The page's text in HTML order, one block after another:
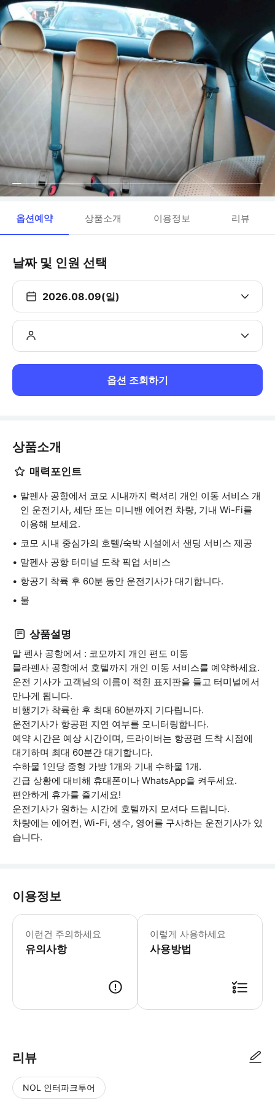
옵션예약 상품소개 이용정보 리뷰
날짜 및 인원 선택
2026.08.09(일)
옵션 조회하기
상품소개
매력포인트
말펜사 공항에서 코모 시내까지 럭셔리 개인 이동 서비스 개
인 운전기사, 세단 또는 미니밴 에어컨 차량, 기내 Wi-Fi를
이용해 보세요.
코모 시내 중심가의 호텔/숙박 시설에서 샌딩 서비스 제공
말펜사 공항 터미널 도착 픽업 서비스
항공기 착륙 후 60분 동안 운전기사가 대기합니다.
물
상품설명
말 펜사 공항에서 : 코모까지 개인 편도 이동
믈라펜사 공항에서 호텔까지 개인 이동 서비스를 예약하세요.
운전 기사가 고객님의 이름이 적힌 표지판을 들고 터미널에서
만나게 됩니다.
비행기가 착륙한 후 최대 60분까지 기다립니다.
운전기사가 항공편 지연 여부를 모니터링합니다.
예약 시간은 예상 시간이며, 드라이버는 항공편 도착 시점에
대기하며 최대 60분간 대기합니다.
수하물 1인당 중형 가방 1개와 기내 수하물 1개.
긴급 상황에 대비해 휴대폰이나 WhatsApp을 켜두세요.
편안하게 휴가를 즐기세요!
운전기사가 원하는 시간에 호텔까지 모셔다 드립니다.
차량에는 에어컨, Wi-Fi, 생수, 영어를 구사하는 운전기사가 있
습니다.
이용정보
이런건 주의하세요
유의사항
항공편 번호, 회사명, 전화번호를 정
이렇게 사용하세요
사용방법
리뷰
NOL 인터파크투어